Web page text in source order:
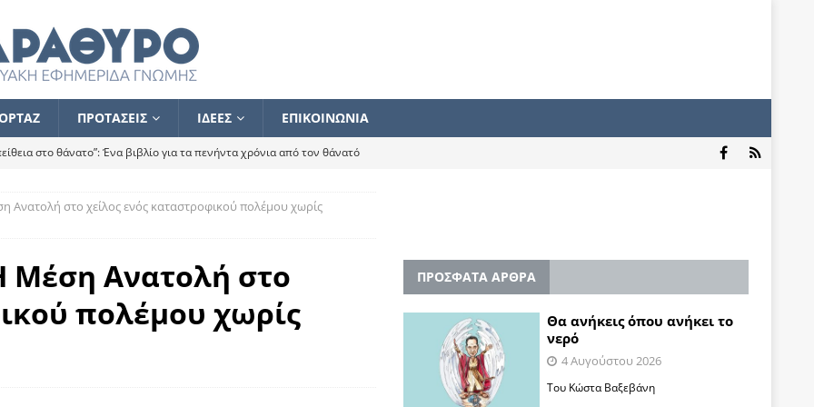
ΠΡΟΤΑΣΕΙΣ ΙΔΕΕΣ ΕΠΙΚΟΙΝΩΝΙΑ
στο θάνατο”: Ένα βιβλίο για τα πενήντα χρόνια από τον θάνατό
το ποιος κοροϊδεύει ποιον Αλέξη
ΑΝΑΓΝΩΣΕΙΣ
θερμά όσους σπεύδουν να το ενισχύσουν – Συνεχίζουμε
των εκλογών
Ανατολή στο χείλος ενός καταστροφικού πολέμου χωρίς
Μέση Ανατολή στο
πολέμου χωρίς
ΠΡΟΣΦΑΤΑ ΑΡΘΡΑ
Θα ανήκεις όπου ανήκει το
νερό
4 Αυγούστου 2026
Του Κώστα Βαξεβάνη